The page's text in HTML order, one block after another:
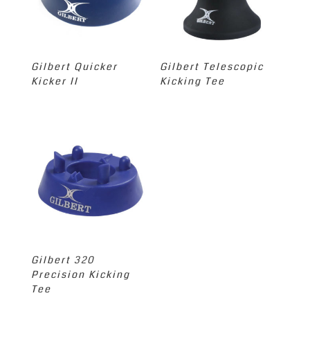
Gilbert Quicker
Kicker II
Gilbert Telescopic
Kicking Tee
Gilbert 320
Precision Kicking
Tee